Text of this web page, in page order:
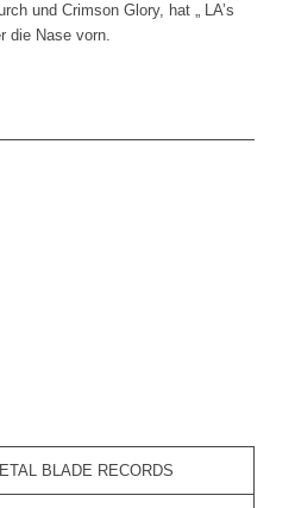
und Crimson Glory, hat „ LA’s
die Nase vorn.
BLADE RECORDS